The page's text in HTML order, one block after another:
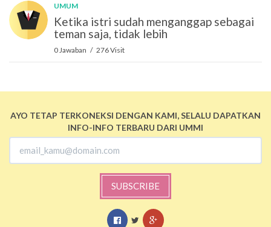
UMUM
Ketika istri sudah menganggap sebagai
teman saja, tidak lebih
0 Jawaban / 276 Visit
AYO TETAP TERKONEKSI DENGAN KAMI, SELALU DAPATKAN
INFO-INFO TERBARU DARI UMMI
SUBSCRIBE